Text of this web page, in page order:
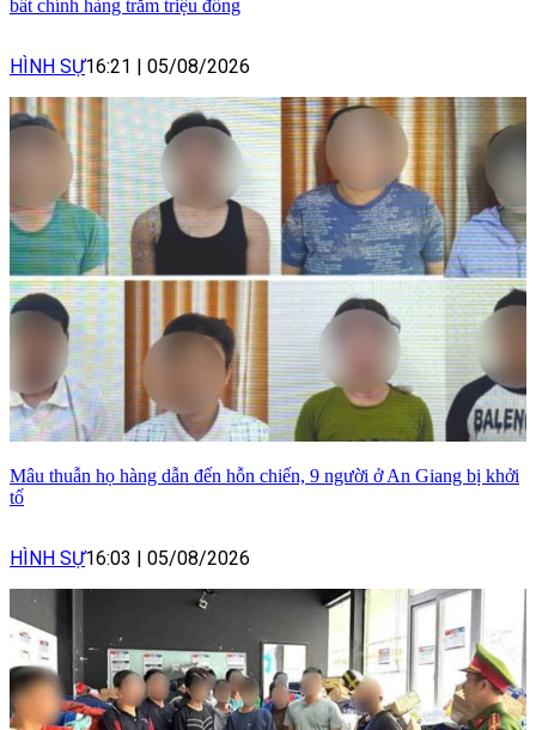
bất chính hàng trăm triệu đồng
HÌNH SỰ16:21 | 05/08/2026
Mâu thuẫn họ hàng dẫn đến hỗn chiến, 9 người ở An Giang bị khởi
tố
HÌNH SỰ16:03 | 05/08/2026